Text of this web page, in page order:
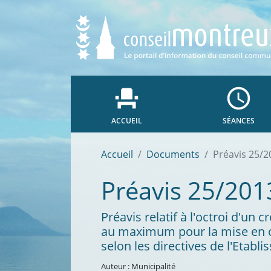
event_seat
ACCUEIL
access_time
SÉANCES
Accueil Documents Préavis 25/
Préavis 25/
Préavis relatif à l'octroi d'un
au maximum pour la mise
selon les directives de
Auteur : Municipalité